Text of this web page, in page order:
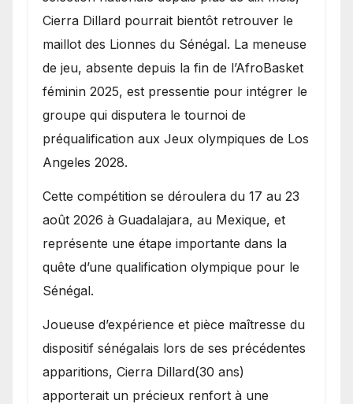
Cierra Dillard pourrait bientôt retrouver le
maillot des Lionnes du Sénégal. La meneuse
de jeu, absente depuis la fin de l’AfroBasket
féminin 2025, est pressentie pour intégrer le
groupe qui disputera le tournoi de
préqualification aux Jeux olympiques de Los
Angeles 2028.
Cette compétition se déroulera du 17 au 23
août 2026 à Guadalajara, au Mexique, et
représente une étape importante dans la
quête d’une qualification olympique pour le
Sénégal.
Joueuse d’expérience et pièce maîtresse du
dispositif sénégalais lors de ses précédentes
apparitions, Cierra Dillard(30 ans)
apporterait un précieux renfort à une